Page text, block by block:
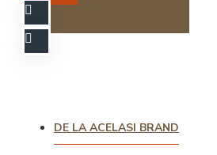
DE LA ACELASI BRAND